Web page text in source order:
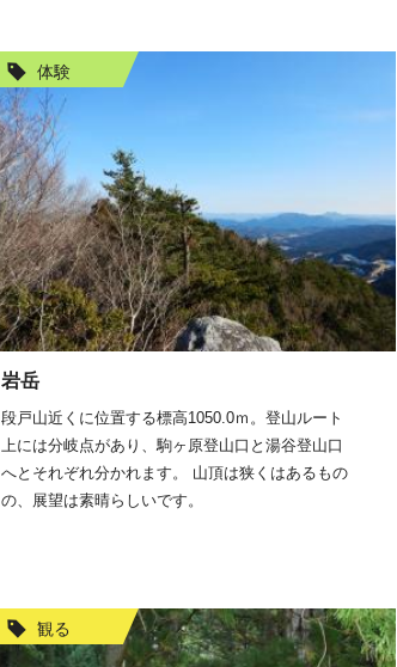
体験
岩岳
段戸山近くに位置する標高1050.0ｍ。登山ルート
上には分岐点があり、駒ヶ原登山口と湯谷登山口
へとそれぞれ分かれます。 山頂は狭くはあるもの
の、展望は素晴らしいです。
観る